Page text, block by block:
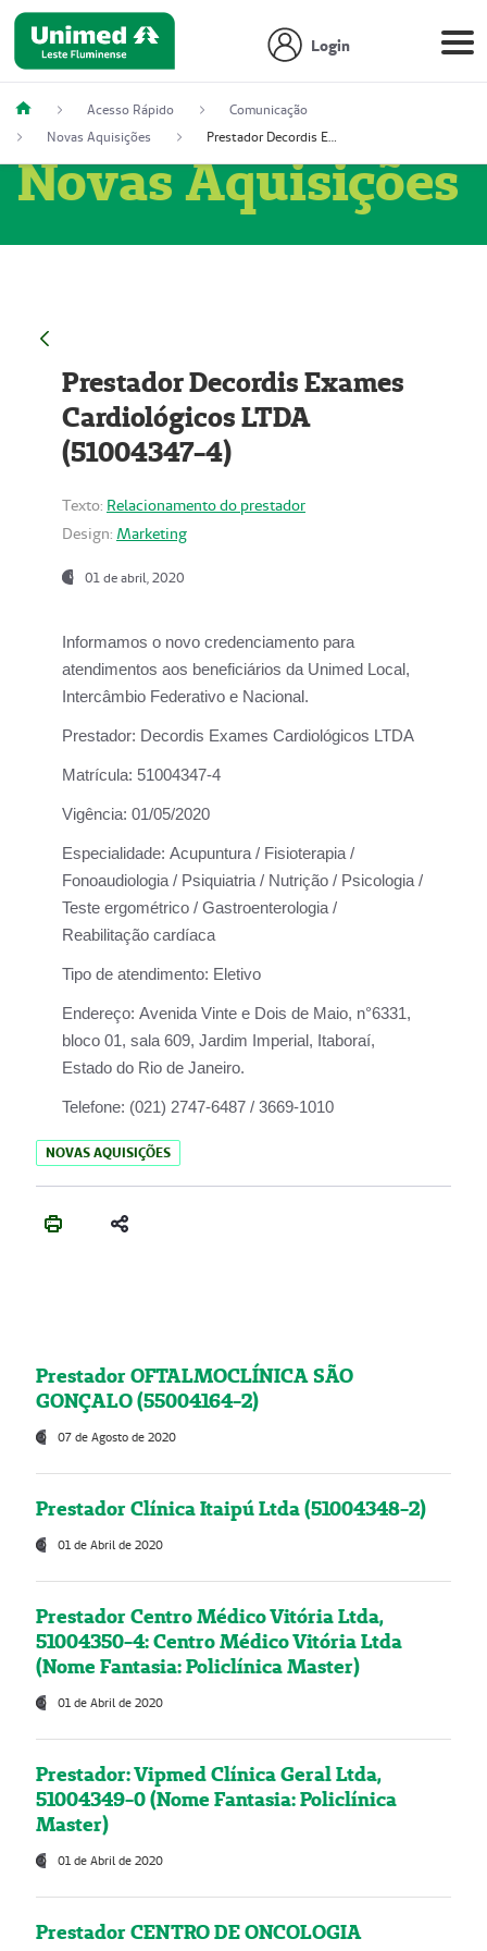
Login
Acesso Rápido
Comunicação
Novas Aquisições
Prestador Decordis Exames Cardiológicos LTDA (51004347-4)
Novas Aquisições
Prestador Decordis Exames
Cardiológicos LTDA
(51004347-4)
Texto: Relacionamento do prestador
Design: Marketing
01 de abril, 2020
Informamos o novo credenciamento para
atendimentos aos beneficiários da Unimed Local,
Intercâmbio Federativo e Nacional.
Prestador: Decordis Exames Cardiológicos LTDA
Matrícula: 51004347-4
Vigência: 01/05/2020
Especialidade: Acupuntura / Fisioterapia /
Fonoaudiologia / Psiquiatria / Nutrição / Psicologia /
Teste ergométrico / Gastroenterologia /
Reabilitação cardíaca
Tipo de atendimento: Eletivo
Endereço: Avenida Vinte e Dois de Maio, n°6331,
bloco 01, sala 609, Jardim Imperial, Itaboraí,
Estado do Rio de Janeiro.
Telefone: (021) 2747-6487 / 3669-1010
NOVAS AQUISIÇÕES
Prestador OFTALMOCLÍNICA SÃO
GONÇALO (55004164-2)
07 de Agosto de 2020
Prestador Clínica Itaipú Ltda (51004348-2)
01 de Abril de 2020
Prestador Centro Médico Vitória Ltda,
51004350-4: Centro Médico Vitória Ltda
(Nome Fantasia: Policlínica Master)
01 de Abril de 2020
Prestador: Vipmed Clínica Geral Ltda,
51004349-0 (Nome Fantasia: Policlínica
Master)
01 de Abril de 2020
Prestador CENTRO DE ONCOLOGIA